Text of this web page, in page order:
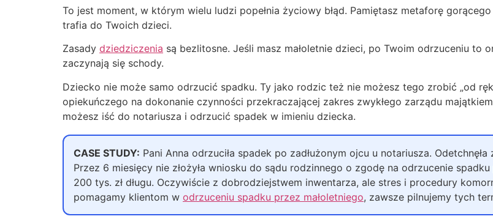
To jest moment, w którym wielu ludzi popełnia życiowy błąd. Pamiętasz metaforę
trafia do Twoich dzieci.
Zasady dziedziczenia są bezlitosne. Jeśli masz małoletnie dzieci, po Twoim odrzuceniu to
zaczynają się schody.
Dziecko nie może samo odrzucić spadku. Ty jako rodzic też nie możesz tego zrobić „od
opiekuńczego na dokonanie czynności przekraczającej zakres zwykłego zarządu
możesz iść do notariusza i odrzucić spadek w imieniu dziecka.
CASE STUDY: Pani Anna odrzuciła spadek po zadłużonym ojcu u notariusza.
Przez 6 miesięcy nie złożyła wniosku do sądu rodzinnego o zgodę na odrzucenie
200 tys. zł długu. Oczywiście z dobrodziejstwem inwentarza, ale stres i procedury
pomagamy klientom w odrzuceniu spadku przez małoletniego, zawsze pilnujemy tych